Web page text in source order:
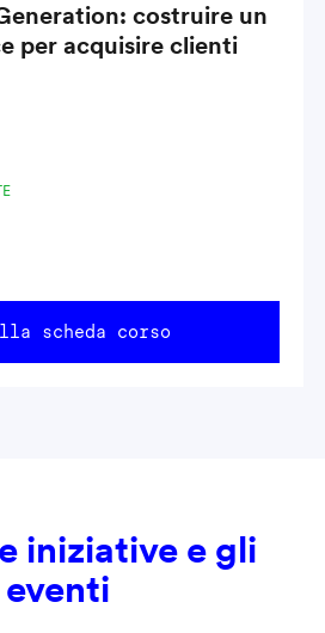
costruire un
per acquisire clienti
scheda corso
iniziative e gli
eventi